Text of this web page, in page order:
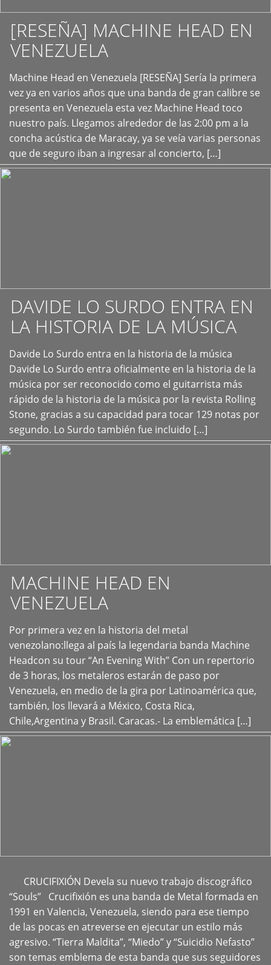
[RESEÑA] MACHINE HEAD EN
VENEZUELA
Machine Head en Venezuela [RESEÑA] Sería la primera
vez ya en varios años que una banda de gran calibre se
presenta en Venezuela esta vez Machine Head toco
nuestro país. Llegamos alrededor de las 2:00 pm a la
concha acústica de Maracay, ya se veía varias personas
que de seguro iban a ingresar al concierto, […]
+
DAVIDE LO SURDO ENTRA EN
LA HISTORIA DE LA MÚSICA
Davide Lo Surdo entra en la historia de la música
Davide Lo Surdo entra oficialmente en la historia de la
música por ser reconocido como el guitarrista más
rápido de la historia de la música por la revista Rolling
Stone, gracias a su capacidad para tocar 129 notas por
segundo. Lo Surdo también fue incluido […]
+
MACHINE HEAD EN
VENEZUELA
Por primera vez en la historia del metal
venezolano:llega al país la legendaria banda Machine
Headcon su tour “An Evening With” Con un repertorio
de 3 horas, los metaleros estarán de paso por
Venezuela, en medio de la gira por Latinoamérica que,
también, los llevará a México, Costa Rica,
Chile,Argentina y Brasil. Caracas.- La emblemática […]
+
CRUCIFIXIÓN Devela su nuevo trabajo discográfico
“Souls” Crucifixión es una banda de Metal formada en
1991 en Valencia, Venezuela, siendo para ese tiempo
de las pocas en atreverse en ejecutar un estilo más
agresivo. “Tierra Maldita”, “Miedo” y “Suicidio Nefasto”
son temas emblema de esta banda que sus seguidores
+